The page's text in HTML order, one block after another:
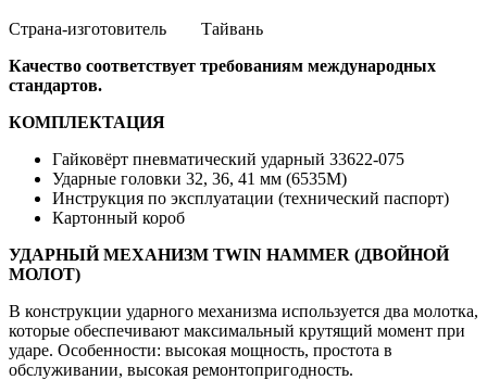
Страна-изготовитель
Тайвань
Качество соответствует требованиям международных
стандартов.
КОМПЛЕКТАЦИЯ
Гайковёрт пневматический ударный 33622-075
Ударные головки 32, 36, 41 мм (6535M)
Инструкция по эксплуатации (технический паспорт)
Картонный короб
УДАРНЫЙ МЕХАНИЗМ TWIN HAMMER (ДВОЙНОЙ
МОЛОТ)
В конструкции ударного механизма используется два молотка,
которые обеспечивают максимальный крутящий момент при
ударе. Особенности: высокая мощность, простота в
обслуживании, высокая ремонтопригодность.